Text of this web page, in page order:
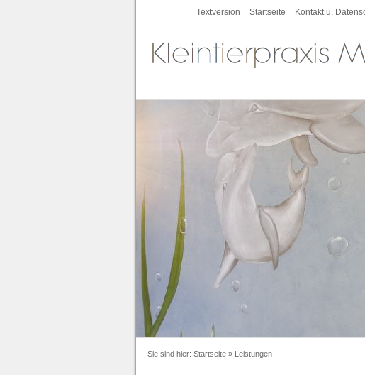
Textversion Startseite Kontakt u.
Sie sind hier: Startseite » Leistungen